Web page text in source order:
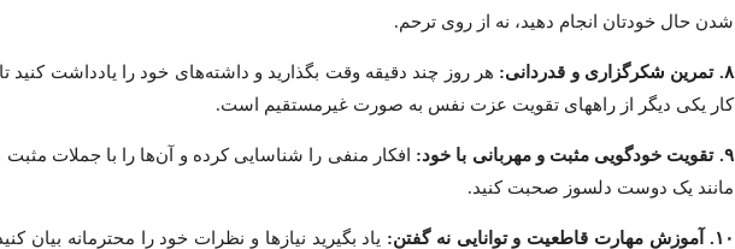
شدن حال خودتان انجام دهید، نه از روی ترحم.
۸. تمرین شکرگزاری و قدردانی:
هر روز چند دقیقه وقت بگذارید و داشته‌های خود را یادداشت
کار یکی دیگر از راههای تقویت عزت نفس به صورت غیرمستقیم است.
۹. تقویت خودگویی مثبت و مهربانی با خود:
افکار منفی را شناسایی کرده و آن‌ها را با جملات مثبت
مانند یک دوست دلسوز صحبت کنید.
۱۰. آموزش مهارت قاطعیت و توانایی نه گفتن:
یاد بگیرید نیازها و نظرات خود را محترمانه بیان